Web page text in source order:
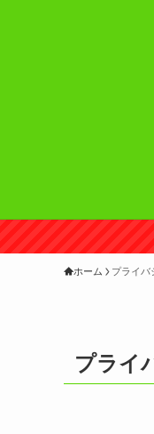
ホーム プライバ
プライ